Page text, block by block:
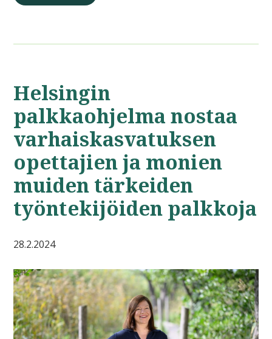
Helsingin
palkkaohjelma nostaa
varhaiskasvatuksen
opettajien ja monien
muiden tärkeiden
työntekijöiden palkkoja
28.2.2024